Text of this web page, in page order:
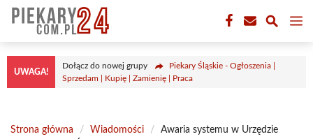
Przejdź
treści
UWAGA!
Dołącz do nowej grupy
Piekary Śląskie - Ogłoszenia |
Sprzedam | Kupię | Zamienię | Praca
Strona główna / Wiadomości /
Awaria systemu w Urzędzie